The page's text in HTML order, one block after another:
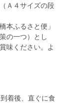
Ａ４サイズの段
本ふるさと便」
の一つ）とし
味ください。よ
着後、直ぐに食